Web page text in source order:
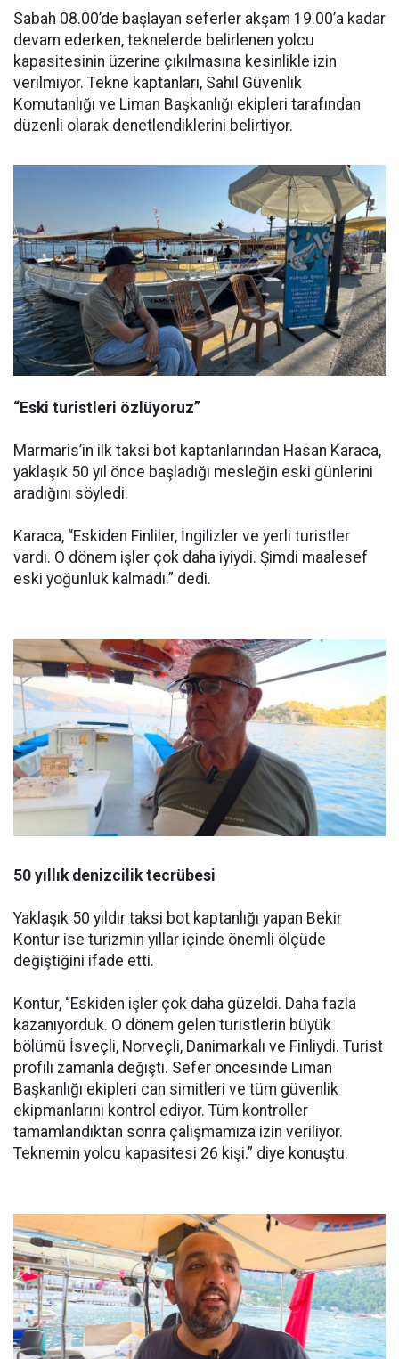
Sabah 08.00’de başlayan seferler akşam 19.00’a kadar
devam ederken, teknelerde belirlenen yolcu
kapasitesinin üzerine çıkılmasına kesinlikle izin
verilmiyor. Tekne kaptanları, Sahil Güvenlik
Komutanlığı ve Liman Başkanlığı ekipleri tarafından
düzenli olarak denetlendiklerini belirtiyor.
“Eski turistleri özlüyoruz”
Marmaris’in ilk taksi bot kaptanlarından Hasan Karaca,
yaklaşık 50 yıl önce başladığı mesleğin eski günlerini
aradığını söyledi.
Karaca, “Eskiden Finliler, İngilizler ve yerli turistler
vardı. O dönem işler çok daha iyiydi. Şimdi maalesef
eski yoğunluk kalmadı.” dedi.
50 yıllık denizcilik tecrübesi
Yaklaşık 50 yıldır taksi bot kaptanlığı yapan Bekir
Kontur ise turizmin yıllar içinde önemli ölçüde
değiştiğini ifade etti.
Kontur, “Eskiden işler çok daha güzeldi. Daha fazla
kazanıyorduk. O dönem gelen turistlerin büyük
bölümü İsveçli, Norveçli, Danimarkalı ve Finliydi. Turist
profili zamanla değişti. Sefer öncesinde Liman
Başkanlığı ekipleri can simitleri ve tüm güvenlik
ekipmanlarını kontrol ediyor. Tüm kontroller
tamamlandıktan sonra çalışmamıza izin veriliyor.
Teknemin yolcu kapasitesi 26 kişi.” diye konuştu.